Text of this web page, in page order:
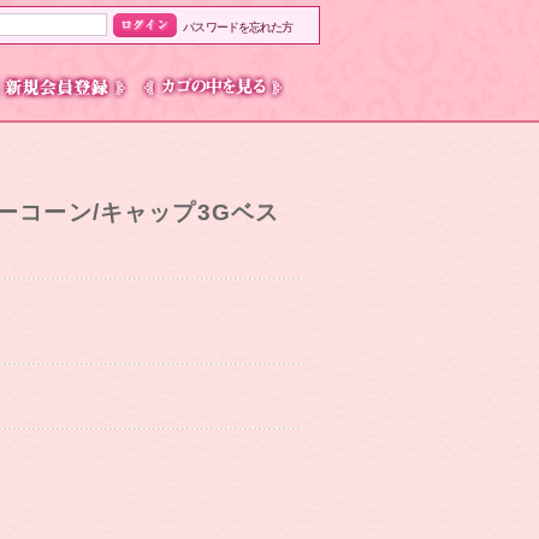
パスワードを忘れた方
コーン/キャップ3Gベス